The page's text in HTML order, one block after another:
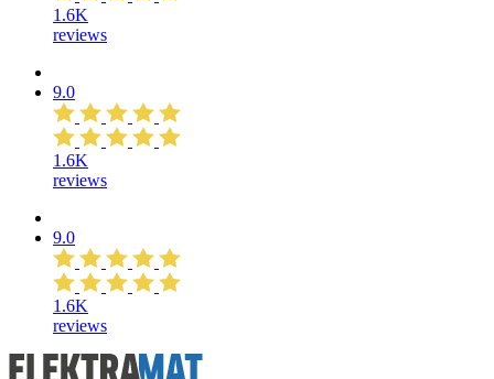
1.6K
reviews
9.0
1.6K
reviews
9.0
1.6K
reviews